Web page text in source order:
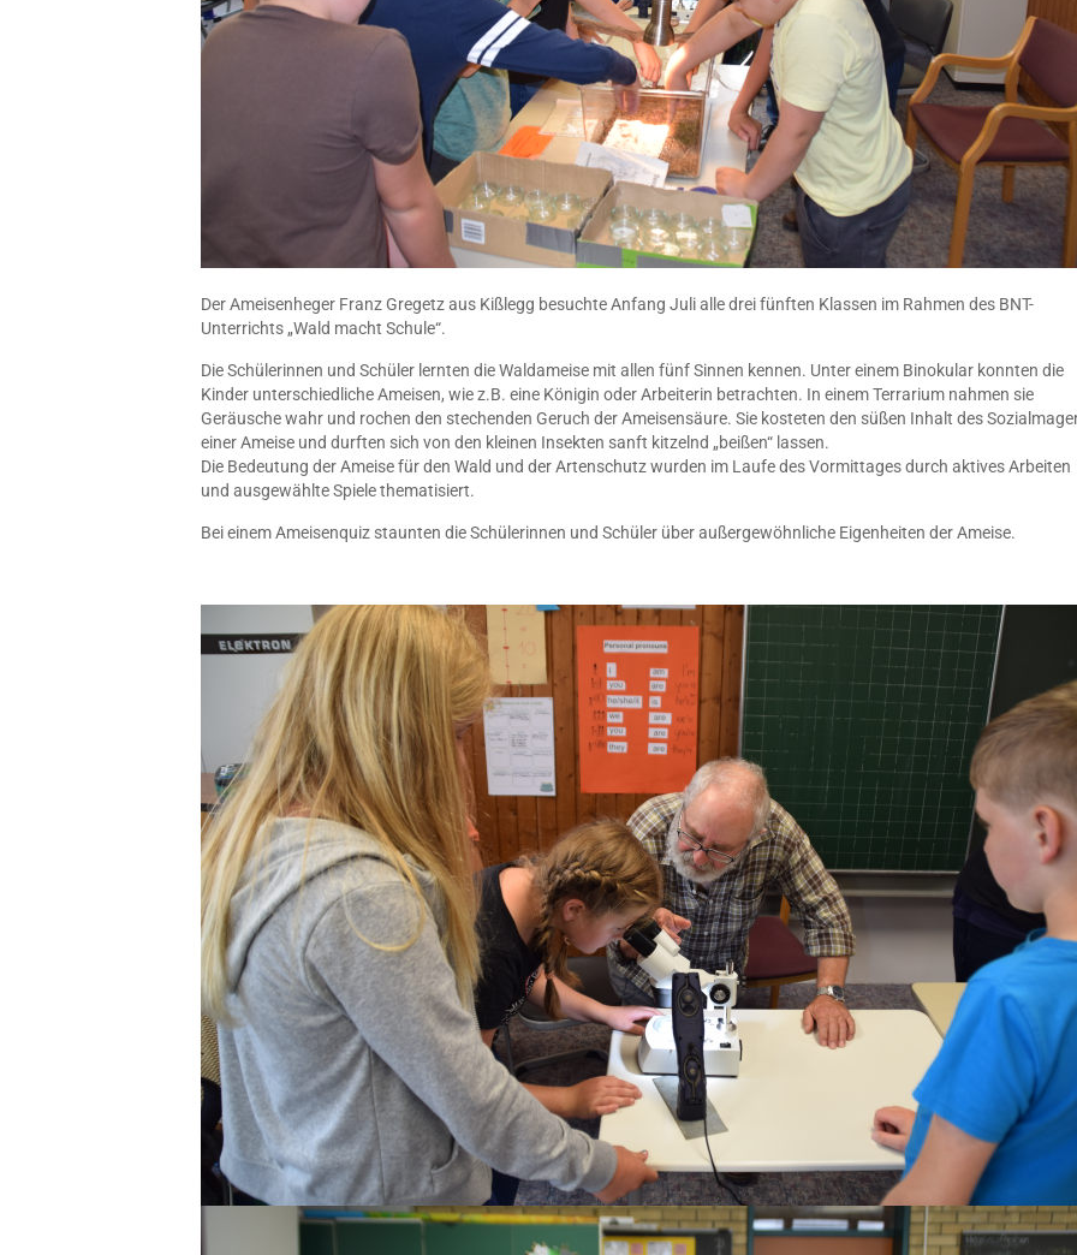
Der Ameisenheger Franz Gregetz aus Kißlegg besuchte Anfang Juli alle drei fünften Klassen im Rahmen des BNT-
Unterrichts „Wald macht Schule“.
Die Schülerinnen und Schüler lernten die Waldameise mit allen fünf Sinnen kennen. Unter einem Binokular konnten die
Kinder unterschiedliche Ameisen, wie z.B. eine Königin oder Arbeiterin betrachten. In einem Terrarium nahmen sie
Geräusche wahr und rochen den stechenden Geruch der Ameisensäure. Sie kosteten den süßen Inhalt des
einer Ameise und durften sich von den kleinen Insekten sanft kitzelnd „beißen“ lassen.
Die Bedeutung der Ameise für den Wald und der Artenschutz wurden im Laufe des Vormittages durch aktives Arbeiten
und ausgewählte Spiele thematisiert.
Bei einem Ameisenquiz staunten die Schülerinnen und Schüler über außergewöhnliche Eigenheiten der Ameise.